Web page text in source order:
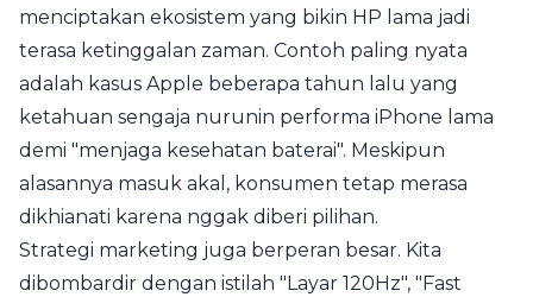
menciptakan ekosistem yang bikin HP lama jadi
terasa ketinggalan zaman. Contoh paling nyata
adalah kasus Apple beberapa tahun lalu yang
ketahuan sengaja nurunin performa iPhone lama
demi "menjaga kesehatan baterai". Meskipun
alasannya masuk akal, konsumen tetap merasa
dikhianati karena nggak diberi pilihan.
Strategi marketing juga berperan besar. Kita
dibombardir dengan istilah "Layar 120Hz", "Fast